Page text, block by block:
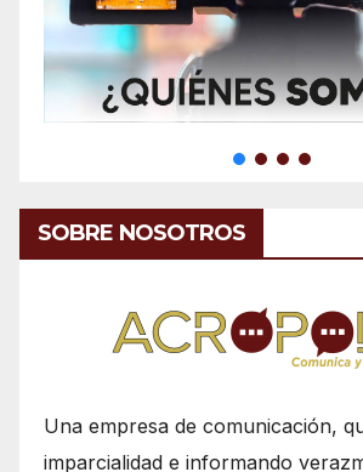
SOBRE NOSOTROS
Una empresa de comunicación,
imparcialidad e informando